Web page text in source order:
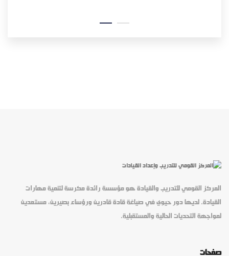
المركز القومي للتدريب والقيادة هو مؤسسة رائدة مكرسة لتنمية مهارات
القيادة. لديها دور حيوي في صياغة قادة قادرين ورؤساء بصيرين، مستعدين
لمواجهة التحديات الحالية والمستقبلية.
صفحات